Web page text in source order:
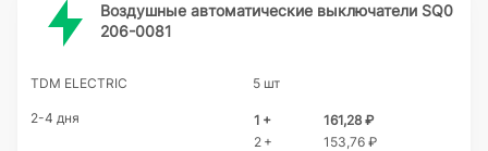
Воздушные автоматические выключатели SQ0
206-0081
TDM ELECTRIC 5 шт
2-4 дня 1 +
161,28 ₽
2 +
153,76 ₽